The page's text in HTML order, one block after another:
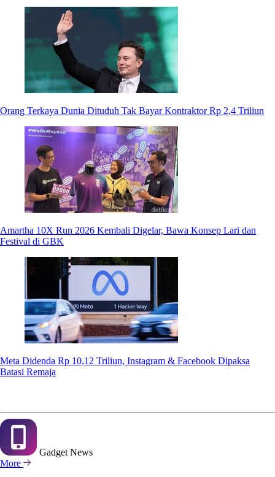
Orang Terkaya Dunia Dituduh Tak Bayar Kontraktor Rp 2,4 Triliun
Amartha 10X Run 2026 Kembali Digelar, Bawa Konsep Lari dan
Festival di GBK
Meta Didenda Rp 10,12 Triliun, Instagram & Facebook Dipaksa
Batasi Remaja
GadgetNews
More